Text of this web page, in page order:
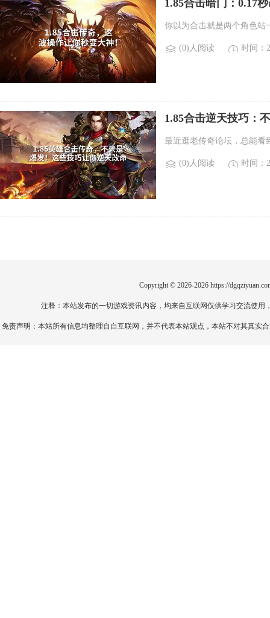
1.85合击暗门：0.17
你以为合击就是两个角色站
(0)人阅读 时间：
1.85合击逆天技巧：
最近逛老传奇论坛，总能看
(0)人阅读 时间：
Copyright © 2026-2026 https://
注释：本站发布的一切游戏资讯内容，均来自互联网仅供学习交流使
免责声明：本站所有信息均整理自自互联网，并不代表本站观点，本站不对其真实